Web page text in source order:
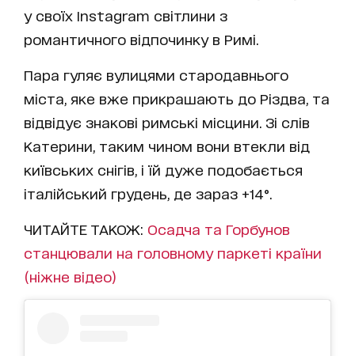
у своїх Instagram світлини з
романтичного відпочинку в Римі.
Пара гуляє вулицями стародавнього
міста, яке вже прикрашають до Різдва, та
відвідує знакові римські місцини. Зі слів
Катерини, таким чином вони втекли від
київських снігів, і їй дуже подобається
італійський грудень, де зараз +14°.
ЧИТАЙТЕ ТАКОЖ: Осадча та Горбунов
станцювали на головному паркеті країни
(ніжне відео)